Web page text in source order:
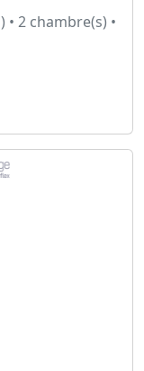
2 chambre(s) •